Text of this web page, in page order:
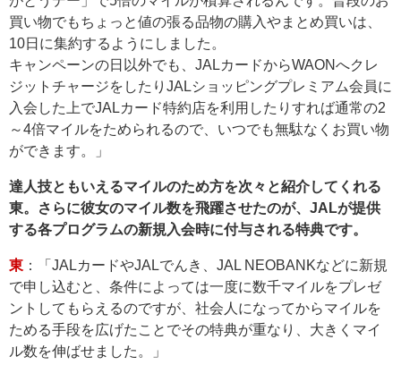
買い物でもちょっと値の張る品物の購入やまとめ買いは、
10日に集約するようにしました。
キャンペーンの日以外でも、JALカードからWAONへクレ
ジットチャージをしたりJALショッピングプレミアム会員に
入会した上でJALカード特約店を利用したりすれば通常の2
～4倍マイルをためられるので、いつでも無駄なくお買い物
ができます。」
達人技ともいえるマイルのため方を次々と紹介してくれる
東。さらに彼女のマイル数を飛躍させたのが、JALが提供
する各プログラムの新規入会時に付与される特典です。
東 ：「JALカードやJALでんき、JAL NEOBANKなどに新規
で申し込むと、条件によっては一度に数千マイルをプレゼ
ントしてもらえるのですが、社会人になってからマイルを
ためる手段を広げたことでその特典が重なり、大きくマイ
ル数を伸ばせました。」